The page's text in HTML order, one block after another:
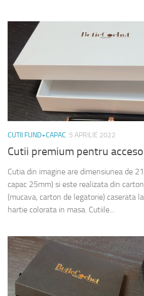
CUTII FUND+CAPAC 5 APRILIE 2022
Cutii premium pentru
Cutia din imagine are dimensiunea de
capac 25mm) si este realizata din
(mucava, carton de legatorie) caserata
hartie colorata in masa. Cutiile...